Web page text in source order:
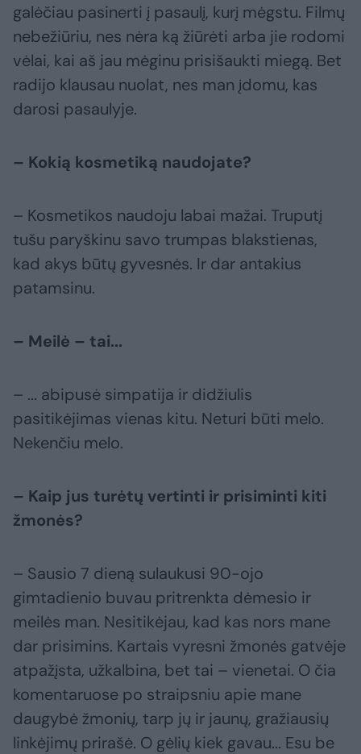
galėčiau pasinerti į pasaulį, kurį mėgstu. Filmų
nebežiūriu, nes nėra ką žiūrėti arba jie rodomi
vėlai, kai aš jau mėginu prisišaukti miegą. Bet
radijo klausau nuolat, nes man įdomu, kas
darosi pasaulyje.
– Kokią kosmetiką naudojate?
– Kosmetikos naudoju labai mažai. Truputį
tušu paryškinu savo trumpas blakstienas,
kad akys būtų gyvesnės. Ir dar antakius
patamsinu.
– Meilė – tai...
– ... abipusė simpatija ir didžiulis
pasitikėjimas vienas kitu. Neturi būti melo.
Nekenčiu melo.
– Kaip jus turėtų vertinti ir prisiminti kiti
žmonės?
– Sausio 7 dieną sulaukusi 90-ojo
gimtadienio buvau pritrenkta dėmesio ir
meilės man. Nesitikėjau, kad kas nors mane
dar prisimins. Kartais vyresni žmonės gatvėje
atpažįsta, užkalbina, bet tai – vienetai. O čia
komentaruose po straipsniu apie mane
daugybė žmonių, tarp jų ir jaunų, gražiausių
linkėjimų prirašė. O gėlių kiek gavau... Esu be